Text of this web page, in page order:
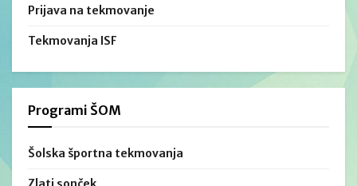
Prijava na tekmovanje
Tekmovanja ISF
Programi ŠOM
Šolska športna tekmovanja